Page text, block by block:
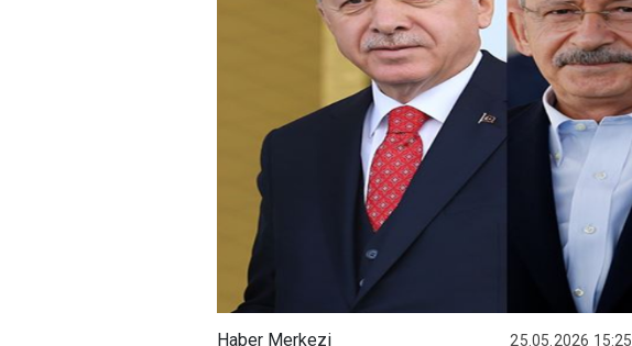
Haber Merkezi 25.05.2026 15:25